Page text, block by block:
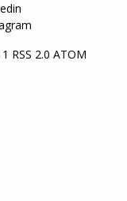
RSS 2.0 ATOM